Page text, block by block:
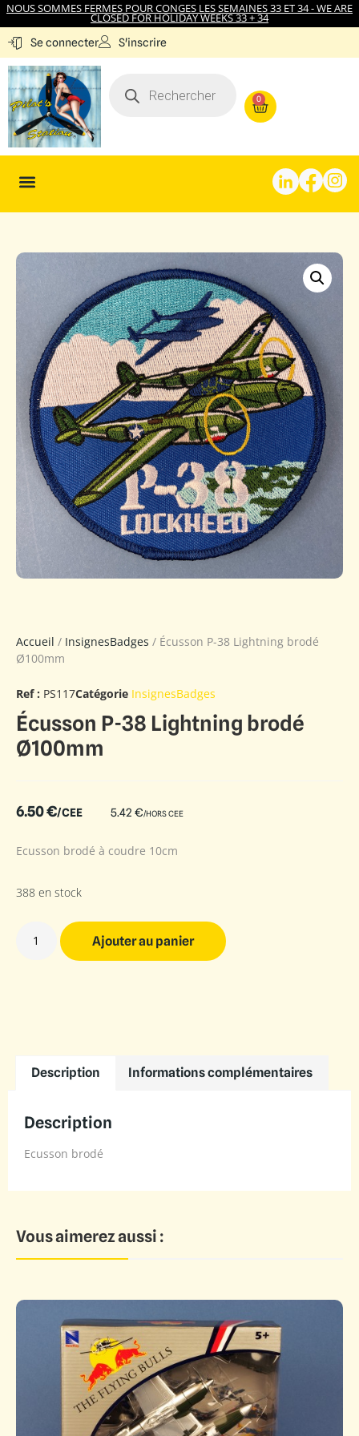
NOUS SOMMES FERMES POUR CONGES LES SEMAINES 33 ET 34 - WE ARE
CLOSED FOR HOLIDAY WEEKS 33 + 34
Se connecter S'inscrire
0
Accueil / InsignesBadges / Écusson P-38 Lightning brodé
Ø100mm
Ref : PS117Catégorie InsignesBadges
Écusson P-38 Lightning brodé
Ø100mm
6.50€/CEE 5.42 €/HORS CEE
Ecusson brodé à coudre 10cm
388 en stock
Ajouter au panier
Description Informations complémentaires
Description
Ecusson brodé
Vous aimerez aussi :